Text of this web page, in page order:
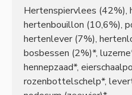
Hertenspiervlees (42%),
hertenbouillon (10,6%),
hertenlever (7%),
bosbessen (2%)*,
hennepzaad*,
rozenbottelschelp*,